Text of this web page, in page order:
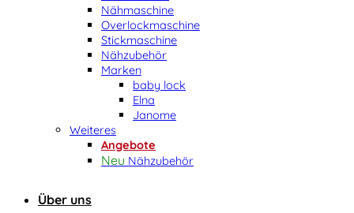
Nähmaschine
Overlockmaschine
Stickmaschine
Nähzubehör
Marken
baby lock
Elna
Janome
Weiteres
Angebote
Nähzubehör
Über uns